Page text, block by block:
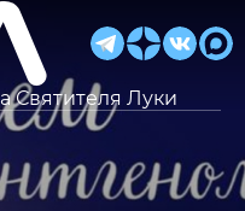
Святителя Луки